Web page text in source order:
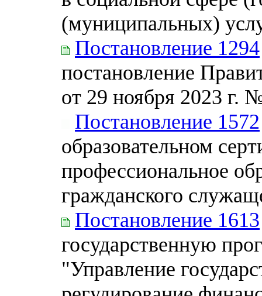
(муниципальных)
Постановление 1294
постановление
от 29 ноября 2023 г.
Постановление 1572
образовательном
профессиональное
гражданского
Постановление 1613
государственную
"Управление